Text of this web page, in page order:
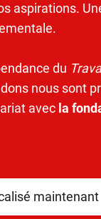
aspirations.
du
nous sont
avec la
maintenant